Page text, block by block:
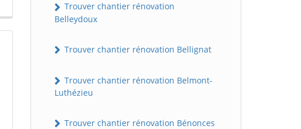
Trouver chantier rénovation
Belleydoux
Trouver chantier rénovation Bellignat
Trouver chantier rénovation Belmont-
Luthézieu
Trouver chantier rénovation Bénonces